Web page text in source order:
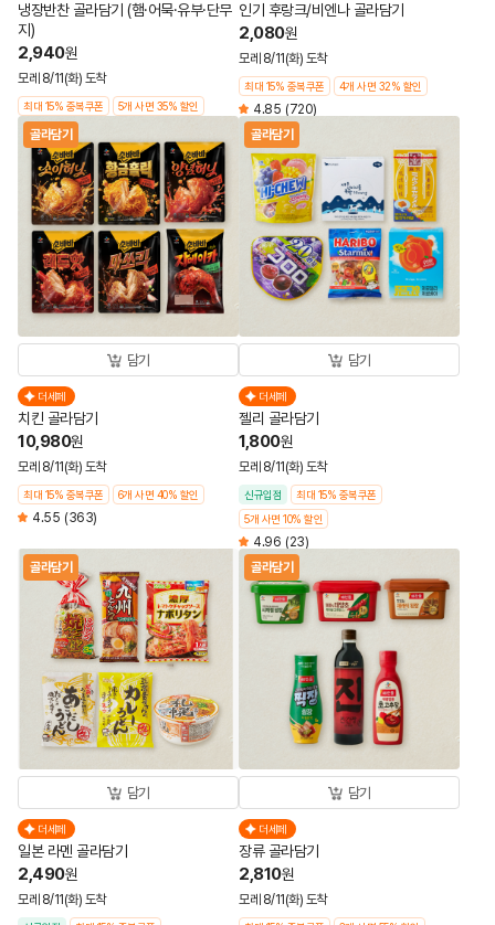
냉장반찬 골라담기 (햄·어묵·유부·단무
지)
2,940원
모레 8/11(화) 도착
최대 15% 중복쿠폰 5개 사면 35% 할인
인기 후랑크/비엔나 골라담기
2,080원
모레 8/11(화) 도착
최대 15% 중복쿠폰 4개 사면 32% 할인
4.85 (720)
골라담기
담기
더세페
치킨 골라담기
10,980원
모레 8/11(화) 도착
최대 15% 중복쿠폰 6개 사면 40% 할인
4.55 (363)
골라담기
담기
더세페
젤리 골라담기
1,800원
모레 8/11(화) 도착
신규입점
최대 15% 중복쿠폰
5개 사면 10% 할인
4.96 (23)
골라담기
담기
더세페
일본 라멘 골라담기
2,490원
모레 8/11(화) 도착
골라담기
담기
더세페
장류 골라담기
2,810원
모레 8/11(화) 도착